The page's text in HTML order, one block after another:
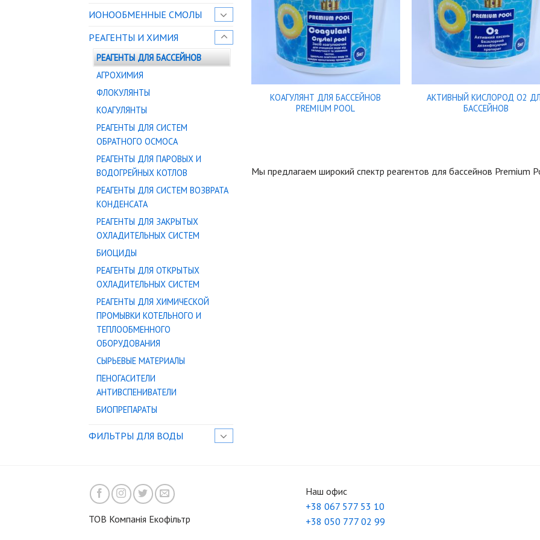
ИОНООБМЕННЫЕ СМОЛЫ
РЕАГЕНТЫ И ХИМИЯ
РЕАГЕНТЫ ДЛЯ БАССЕЙНОВ
АГРОХИМИЯ
ФЛОКУЛЯНТЫ
КОАГУЛЯНТЫ
РЕАГЕНТЫ ДЛЯ СИСТЕМ
ОБРАТНОГО ОСМОСА
РЕАГЕНТЫ ДЛЯ ПАРОВЫХ И
ВОДОГРЕЙНЫХ КОТЛОВ
РЕАГЕНТЫ ДЛЯ СИСТЕМ ВОЗВРАТА
КОНДЕНСАТА
РЕАГЕНТЫ ДЛЯ ЗАКРЫТЫХ
ОХЛАДИТЕЛЬНЫХ СИСТЕМ
БИОЦИДЫ
РЕАГЕНТЫ ДЛЯ ОТКРЫТЫХ
ОХЛАДИТЕЛЬНЫХ СИСТЕМ
РЕАГЕНТЫ ДЛЯ ХИМИЧЕСКОЙ
ПРОМЫВКИ КОТЕЛЬНОГО И
ТЕПЛООБМЕННОГО
ОБОРУДОВАНИЯ
СЫРЬЕВЫЕ МАТЕРИАЛЫ
ПЕНОГАСИТЕЛИ
АНТИВСПЕНИВАТЕЛИ
БИОПРЕПАРАТЫ
ФИЛЬТРЫ ДЛЯ ВОДЫ
КОАГУЛЯНТ ДЛЯ БАССЕЙНОВ
PREMIUM POOL
АКТИВНЫЙ КИСЛОРОД О2
БАССЕЙНОВ
Мы предлагаем широкий спектр реагентов для бассейнов Premium
ТОВ Компанія Екофільтр
Наш офис
+38 067 577 53 10
+38 050 777 02 99